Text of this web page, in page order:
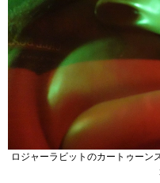
ロジャーラビットのカートゥーン